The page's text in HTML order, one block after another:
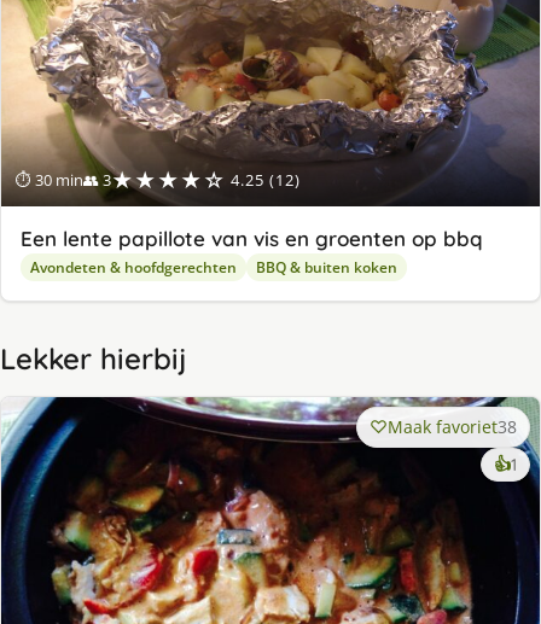
⏱ 30 min👥 3★★★★☆ 4.25 (12)
Een lente papillote van vis en groenten op bbq
Avondeten & hoofdgerechten BBQ & buiten koken
Lekker hierbij
Maak favoriet38
👍1